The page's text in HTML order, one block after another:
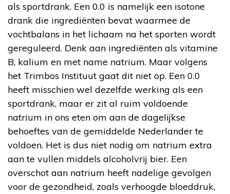
als sportdrank. Een 0.0 is namelijk een isotone
drank die ingrediënten bevat waarmee de
vochtbalans in het lichaam na het sporten wordt
gereguleerd. Denk aan ingrediënten als vitamine
B, kalium en met name natrium. Maar volgens
het Trimbos Instituut gaat dit niet op. Een 0.0
heeft misschien wel dezelfde werking als een
sportdrank, maar er zit al ruim voldoende
natrium in ons eten om aan de dagelijkse
behoeftes van de gemiddelde Nederlander te
voldoen. Het is dus niet nodig om natrium extra
aan te vullen middels alcoholvrij bier. Een
overschot aan natrium heeft nadelige gevolgen
voor de gezondheid, zoals verhoogde bloeddruk,